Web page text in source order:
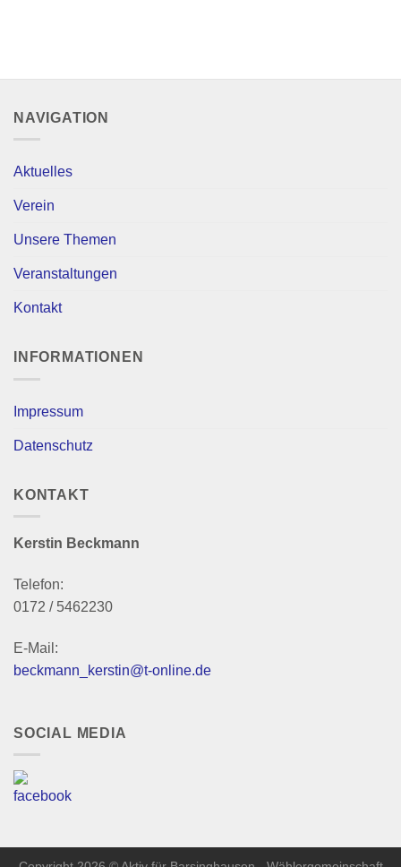
NAVIGATION
Aktuelles
Verein
Unsere Themen
Veranstaltungen
Kontakt
INFORMATIONEN
Impressum
Datenschutz
KONTAKT
Kerstin Beckmann
Telefon:
0172 / 5462230
E-Mail:
beckmann_kerstin@t-online.de
SOCIAL MEDIA